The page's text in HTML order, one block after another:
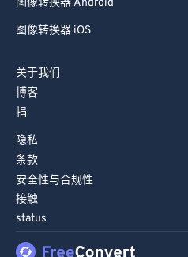
图像转换器 Android
图像转换器 iOS
关于我们
博客
捐
隐私
条款
安全性与合规性
接触
status